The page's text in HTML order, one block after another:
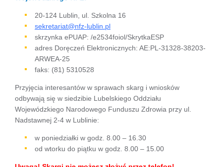
20-124 Lublin, ul. Szkolna 16
sekretariat@nfz-lublin.pl
skrzynka ePUAP: /e2534foiol/SkrytkaESP
adres Doręczeń Elektronicznych: AE:PL-31328-38203-
ARWEA-25
faks: (81) 5310528
Przyjęcia interesantów w sprawach skarg i wniosków
odbywają się w siedzibie Lubelskiego Oddziału
Wojewódzkiego Narodowego Funduszu Zdrowia przy ul.
Nadstawnej 2-4 w Lublinie:
w poniedziałki w godz. 8.00 – 16.30
od wtorku do piątku w godz. 8.00 – 15.00